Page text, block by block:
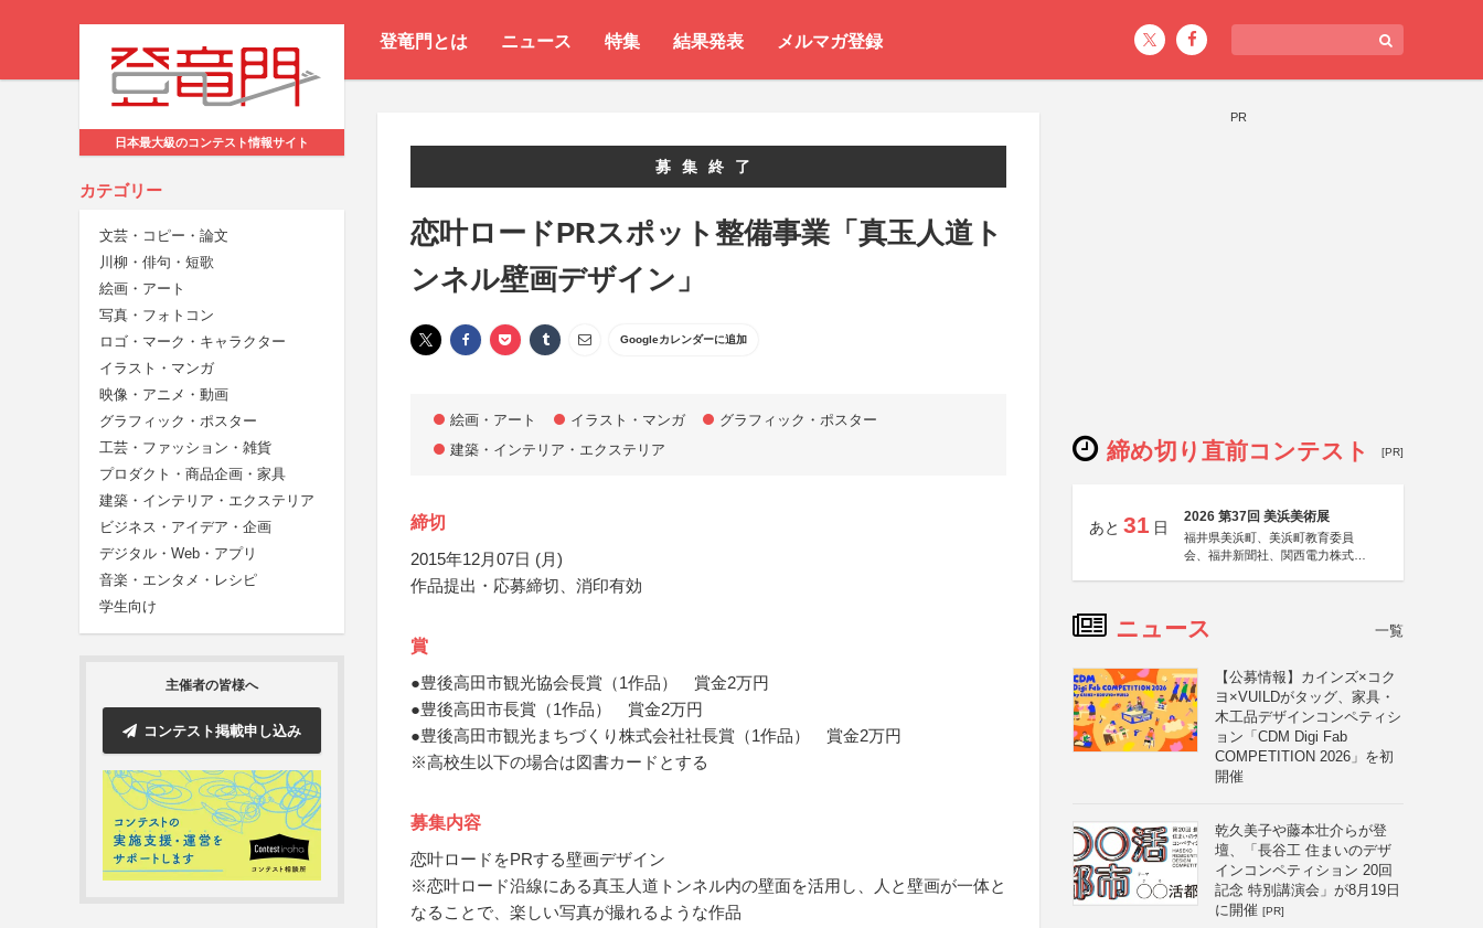
登竜門とは ニュース 特集 結果発表 メルマガ登録
日本最大級のコンテスト情報サイト
カテゴリー
文芸・コピー・論文
川柳・俳句・短歌
絵画・アート
写真・フォトコン
ロゴ・マーク・キャラクター
イラスト・マンガ
映像・アニメ・動画
グラフィック・ポスター
工芸・ファッション・雑貨
プロダクト・商品企画・家具
建築・インテリア・エクステリア
ビジネス・アイデア・企画
デジタル・Web・アプリ
音楽・エンタメ・レシピ
学生向け
主催者の皆様へ
コンテスト掲載申し込み
募集終了
恋叶ロードPRスポット整備事業「真玉人道ト
ンネル壁画デザイン」
Googleカレンダーに追加
絵画・アート イラスト・マンガ
グラフィック・ポスター
建築・インテリア・エクステリア
締切
2015年12月07日 (月)
作品提出・応募締切、消印有効
賞
●豊後高田市観光協会長賞（1作品） 賞金2万円
●豊後高田市長賞（1作品） 賞金2万円
●豊後高田市観光まちづくり株式会社社長賞（1作品） 賞金2万円
※高校生以下の場合は図書カードとする
募集内容
恋叶ロードをPRする壁画デザイン
※恋叶ロード沿線にある真玉人道トンネル内の壁面を活用し、人と壁画が一体と
なることで、楽しい写真が撮れるような作品
PR
締め切り直前コンテスト [PR]
あと 31 日
2026 第37回 美浜美術展
福井県美浜町、美浜町教育委員
会、福井新聞社、関西電力株式会
ニュース 一覧
【公募情報】カインズ×コク
ヨ×VUILDがタッグ、家具・
木工品デザインコンペティシ
ョン「CDM Digi Fab
COMPETITION 2026」を初
開催
乾久美子や藤本壮介らが登
壇、「長谷工 住まいのデザ
インコンペティション 20回
記念 特別講演会」が8月19日
に開催 [PR]